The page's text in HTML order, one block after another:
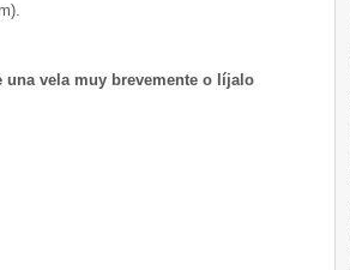
una vela muy brevemente o líjalo